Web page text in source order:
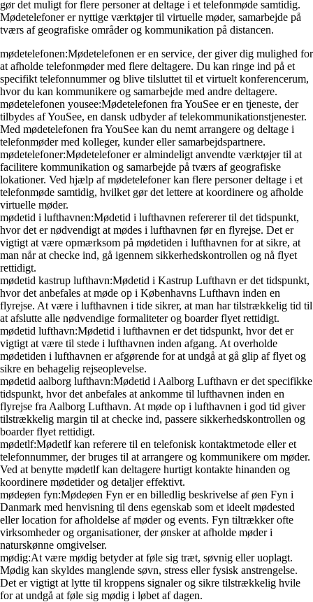
gør det muligt for flere personer at deltage i et telefonmøde samtidig.
Mødetelefoner er nyttige værktøjer til virtuelle møder, samarbejde på
tværs af geografiske områder og kommunikation på distancen.
mødetelefonen:Mødetelefonen er en service, der giver dig mulighed for
at afholde telefonmøder med flere deltagere. Du kan ringe ind på et
specifikt telefonnummer og blive tilsluttet til et virtuelt konferencerum,
hvor du kan kommunikere og samarbejde med andre deltagere.
mødetelefonen yousee:Mødetelefonen fra YouSee er en tjeneste, der
tilbydes af YouSee, en dansk udbyder af telekommunikationstjenester.
Med mødetelefonen fra YouSee kan du nemt arrangere og deltage i
telefonmøder med kolleger, kunder eller samarbejdspartnere.
mødetelefoner:Mødetelefoner er almindeligt anvendte værktøjer til at
facilitere kommunikation og samarbejde på tværs af geografiske
lokationer. Ved hjælp af mødetelefoner kan flere personer deltage i et
telefonmøde samtidig, hvilket gør det lettere at koordinere og afholde
virtuelle møder.
mødetid i lufthavnen:Mødetid i lufthavnen refererer til det tidspunkt,
hvor det er nødvendigt at mødes i lufthavnen før en flyrejse. Det er
vigtigt at være opmærksom på mødetiden i lufthavnen for at sikre, at
man når at checke ind, gå igennem sikkerhedskontrollen og nå flyet
rettidigt.
mødetid kastrup lufthavn:Mødetid i Kastrup Lufthavn er det tidspunkt,
hvor det anbefales at møde op i Københavns Lufthavn inden en
flyrejse. At være i lufthavnen i tide sikrer, at man har tilstrækkelig tid til
at afslutte alle nødvendige formaliteter og boarder flyet rettidigt.
mødetid lufthavn:Mødetid i lufthavnen er det tidspunkt, hvor det er
vigtigt at være til stede i lufthavnen inden afgang. At overholde
mødetiden i lufthavnen er afgørende for at undgå at gå glip af flyet og
sikre en behagelig rejseoplevelse.
mødetid aalborg lufthavn:Mødetid i Aalborg Lufthavn er det specifikke
tidspunkt, hvor det anbefales at ankomme til lufthavnen inden en
flyrejse fra Aalborg Lufthavn. At møde op i lufthavnen i god tid giver
tilstrækkelig margin til at checke ind, passere sikkerhedskontrollen og
boarder flyet rettidigt.
mødetlf:Mødetlf kan referere til en telefonisk kontaktmetode eller et
telefonnummer, der bruges til at arrangere og kommunikere om møder.
Ved at benytte mødetlf kan deltagere hurtigt kontakte hinanden og
koordinere mødetider og detaljer effektivt.
mødeøen fyn:Mødeøen Fyn er en billedlig beskrivelse af øen Fyn i
Danmark med henvisning til dens egenskab som et ideelt mødested
eller location for afholdelse af møder og events. Fyn tiltrækker ofte
virksomheder og organisationer, der ønsker at afholde møder i
naturskønne omgivelser.
mødig:At være mødig betyder at føle sig træt, søvnig eller uoplagt.
Mødig kan skyldes manglende søvn, stress eller fysisk anstrengelse.
Det er vigtigt at lytte til kroppens signaler og sikre tilstrækkelig hvile
for at undgå at føle sig mødig i løbet af dagen.